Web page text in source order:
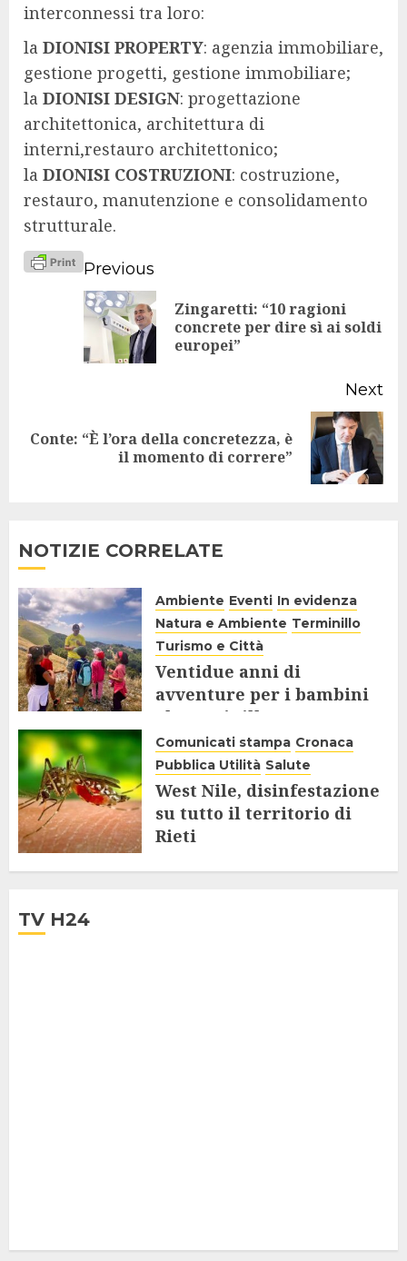
interconnessi tra loro:
la DIONISI PROPERTY: agenzia immobiliare,
gestione progetti, gestione immobiliare;
la DIONISI DESIGN: progettazione
architettonica, architettura di
interni,restauro architettonico;
la DIONISI COSTRUZIONI: costruzione,
restauro, manutenzione e consolidamento
strutturale.
Continue
Reading
Previous
Zingaretti: “10 ragioni
concrete per dire sì ai soldi
europei”
Next
Next
Conte: “È l’ora della concretezza, è
il momento di correre”
NOTIZIE CORRELATE
Ambiente Eventi In evidenza
Natura e Ambiente Terminillo
Turismo e Città
Ventidue anni di
avventure per i bambini
al Terminillo
8 SETTEMBRE 2025
Comunicati stampa Cronaca
Pubblica Utilità Salute
West Nile, disinfestazione
su tutto il territorio di
Rieti
TV H24